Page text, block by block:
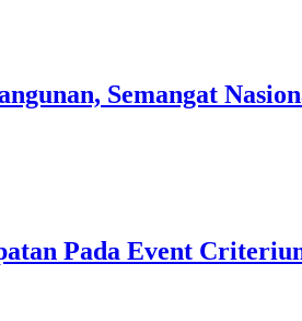
Semangat
Pada Event